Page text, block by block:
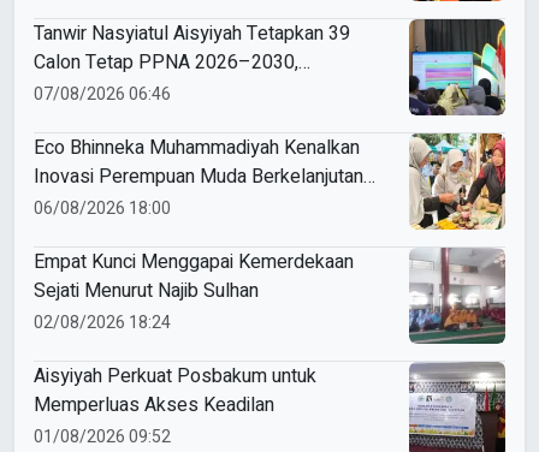
Tanwir Nasyiatul Aisyiyah Tetapkan 39
Calon Tetap PPNA 2026–2030,
Pemilihan Gunakan Sistem E-Voting
07/08/2026 06:46
Eco Bhinneka Muhammadiyah Kenalkan
Inovasi Perempuan Muda Berkelanjutan
di Muktamar Nasyiatul Aisyiyah
06/08/2026 18:00
Empat Kunci Menggapai Kemerdekaan
Sejati Menurut Najib Sulhan
02/08/2026 18:24
Aisyiyah Perkuat Posbakum untuk
Memperluas Akses Keadilan
01/08/2026 09:52